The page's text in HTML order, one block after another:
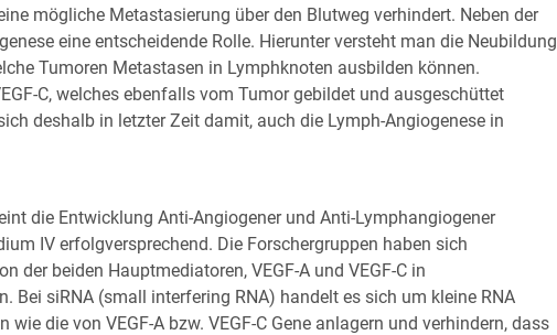
mögliche Metastasierung über den Blutweg verhindert. Neben der
eine entscheidende Rolle. Hierunter versteht man die Neubildung
Tumoren Metastasen in Lymphknoten ausbilden können.
C, welches ebenfalls vom Tumor gebildet und ausgeschüttet
deshalb in letzter Zeit damit, auch die Lymph-Angiogenese in
die Entwicklung Anti-Angiogener und Anti-Lymphangiogener
IV erfolgversprechend. Die Forschergruppen haben sich
der beiden Hauptmediatoren, VEGF-A und VEGF-C in
Bei siRNA (small interfering RNA) handelt es sich um kleine RNA
die von VEGF-A bzw. VEGF-C Gene anlagern und verhindern, dass